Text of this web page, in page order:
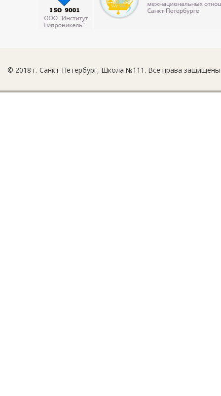
© 2018 г. Санкт-Петербург, Школа №111. Все права защищены